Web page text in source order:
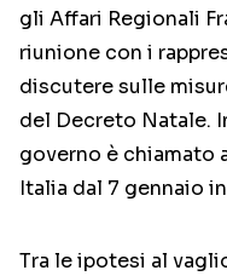
gli Affari Regionali
riunione con i
discutere sulle
del Decreto Natale.
governo è chiamato
Italia dal 7 gennaio
Tra le ipotesi al